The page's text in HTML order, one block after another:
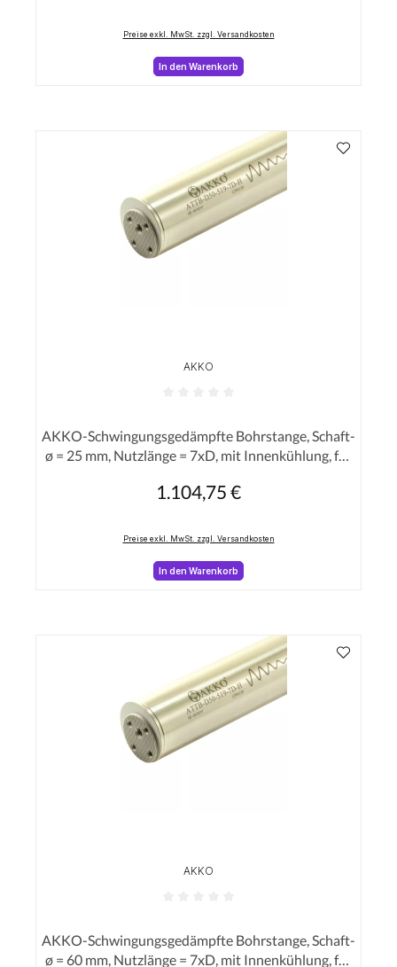
Preise exkl. MwSt. zzgl. Versandkosten
In den Warenkorb
AKKO
AKKO-Schwingungsgedämpfte Bohrstange, Schaft-
ø = 25 mm, Nutzlänge = 7xD, mit Innenkühlung, für
Auskraglänge
Regulärer Preis:
1.104,75 €
Preise exkl. MwSt. zzgl. Versandkosten
In den Warenkorb
AKKO
AKKO-Schwingungsgedämpfte Bohrstange, Schaft-
ø = 60 mm, Nutzlänge = 7xD, mit Innenkühlung, für